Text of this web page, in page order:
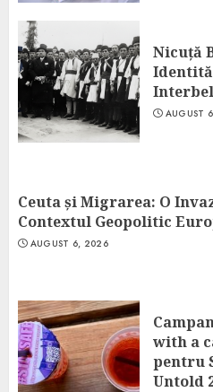
Nicuță
AUGUST
Ceuta și Migrarea: O
Contextul Geopolitic
AUGUST 6, 2026
with a
pentru
Untold